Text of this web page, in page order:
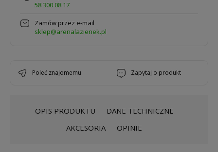
58 300 08 17
Zamów przez e-mail
sklep@arenalazienek.pl
poleć znajomemu zapytaj o produkt
OPIS PRODUKTU
DANE TECHNICZNE
AKCESORIA
OPINIE